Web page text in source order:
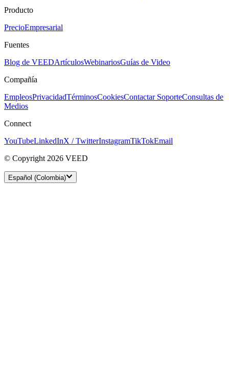
Producto
PrecioEmpresarial
Fuentes
Blog de VEEDArtículosWebinariosGuías de Video
Compañía
EmpleosPrivacidadTérminosCookiesContactar SoporteConsultas de
Medios
Connect
YouTubeLinkedInX / TwitterInstagramTikTokEmail
© Copyright 2026 VEED
Español (Colombia)